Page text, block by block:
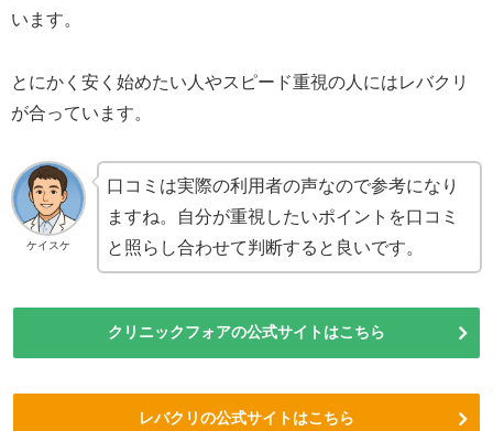
います。
とにかく安く始めたい人やスピード重視の人にはレバクリ
が合っています。
ケイスケ
口コミは実際の利用者の声なので参考になり
ますね。自分が重視したいポイントを口コミ
と照らし合わせて判断すると良いです。
クリニックフォアの公式サイトはこちら
レバクリの公式サイトはこちら